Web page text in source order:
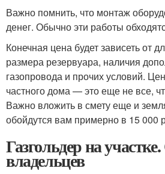
Важно помнить, что монтаж
денег. Обычно эти работы
Конечная цена будет зависеть от
размера резервуара, наличия
газопровода и прочих условий.
частного дома — это еще не все,
Важно вложить в смету еще и
обойдутся вам примерно в 15 000
Газгольдер на
владельцев